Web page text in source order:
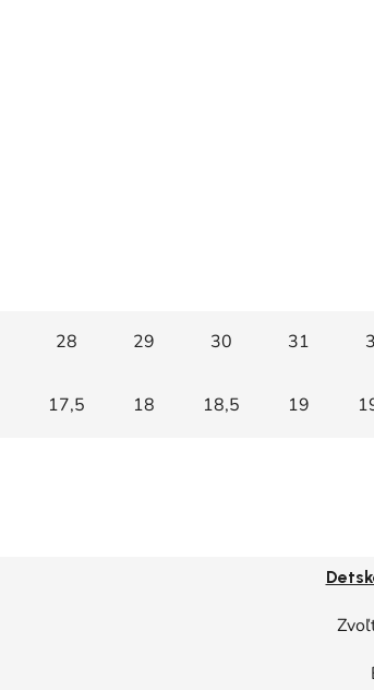
28 29 30 31
17,5 18 18,5 19